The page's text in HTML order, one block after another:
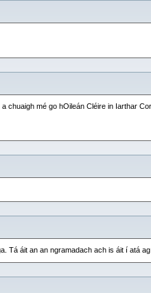
chuaigh mé go hOileán Cléire in Iarthar
áit an an ngramadach ach is áit í atá